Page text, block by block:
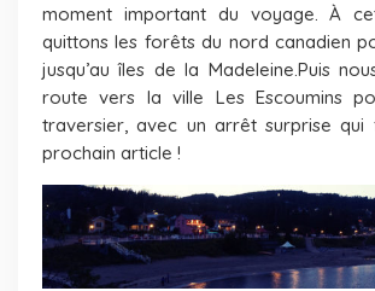
moment important du voyage. À
quittons les forêts du nord canadien
jusqu’au îles de la Madeleine.Puis
route vers la ville Les Escoumins
traversier, avec un arrêt surprise qui
prochain article !